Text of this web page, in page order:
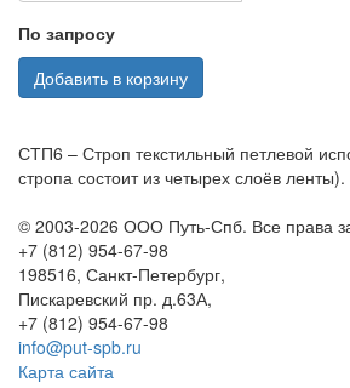
По запросу
Добавить в корзину
СТП6 – Строп текстильный петлевой
стропа состоит из четырех слоёв ленты).
© 2003-2026 ООО Путь-Спб. Все права
+7 (812) 954-67-98
198516, Санкт-Петербург,
Пискаревский пр. д.63А,
+7 (812) 954-67-98
info@put-spb.ru
Карта сайта